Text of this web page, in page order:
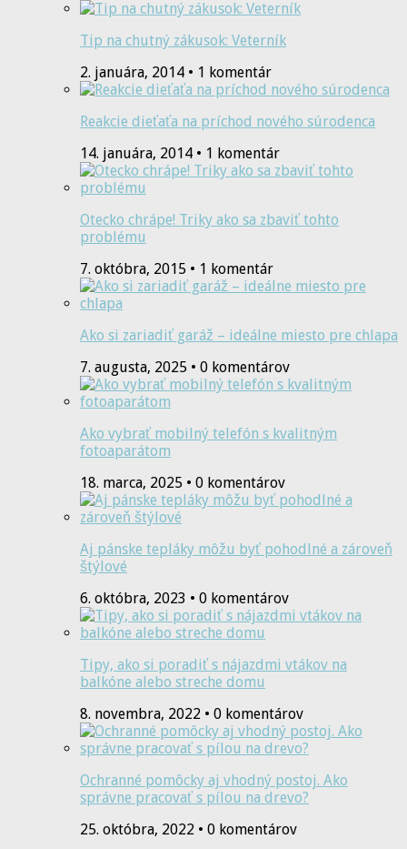
Tip na chutný zákusok: Veterník
2. januára, 2014 • 1 komentár
Reakcie dieťaťa na príchod nového súrodenca
14. januára, 2014 • 1 komentár
Otecko chrápe! Triky ako sa zbaviť tohto
problému
7. októbra, 2015 • 1 komentár
Ako si zariadiť garáž – ideálne miesto pre chlapa
7. augusta, 2025 • 0 komentárov
Ako vybrať mobilný telefón s kvalitným
fotoaparátom
18. marca, 2025 • 0 komentárov
Aj pánske tepláky môžu byť pohodlné a zároveň
štýlové
6. októbra, 2023 • 0 komentárov
Tipy, ako si poradiť s nájazdmi vtákov na
balkóne alebo streche domu
8. novembra, 2022 • 0 komentárov
Ochranné pomôcky aj vhodný postoj. Ako
správne pracovať s pílou na drevo?
25. októbra, 2022 • 0 komentárov